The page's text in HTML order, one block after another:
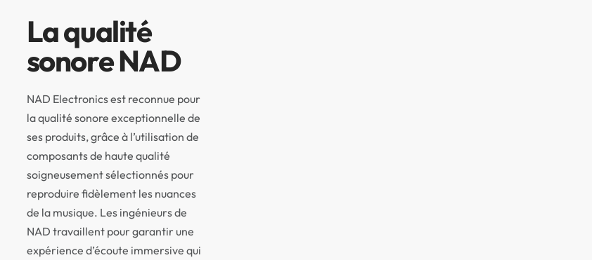
La qualité
sonore NAD
NAD Electronics est reconnue pour
la qualité sonore exceptionnelle de
ses produits, grâce à l’utilisation de
composants de haute qualité
soigneusement sélectionnés pour
reproduire fidèlement les nuances
de la musique. Les ingénieurs de
NAD travaillent pour garantir une
expérience d’écoute immersive qui